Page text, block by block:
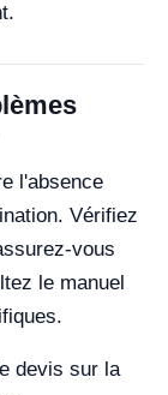
l'absence
Vérifiez
vous
le manuel
devis sur la